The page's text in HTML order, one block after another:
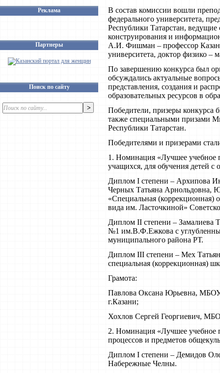
Реклама
Партнеры
Поиск по сайту
В состав комиссии вошли
федерального университета,
Республики Татарстан,
конструирования и
А.И. Фишман – профессор
университета, доктор физико –
По завершению конкурса был
обсуждались актуальные
представления, создания и
образовательных ресурсов в
Победители, призеры конкурса
также специальными призами
Республики Татарстан.
Победителями и призерами
1. Номинация «Лучшее учебное
учащихся, для обучения детей
Диплом I степени – Архипова
Черных Татьяна Арнольдовна,
«Специальная (коррекционная)
вида им. Ласточкиной»
Диплом II степени –
№1 им.В.Ф.Ежкова с
муниципального района РТ.
Диплом III степени – Мех
специальная (коррекционная)
Грамота:
Павлова Оксана Юрьевна,
г.Казани;
Хохлов Сергей Георгиевич,
2. Номинация «Лучшее учебное
процессов и предметов
Диплом I степени – Демидов
Набережные Челны.